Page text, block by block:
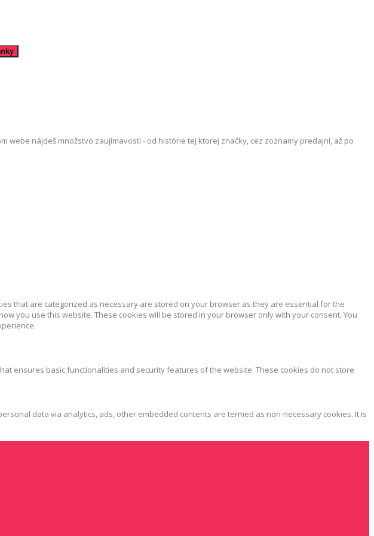
webe nájdeš množstvo zaujímavostí - od histórie tej ktorej značky, cez zoznamy predajní, až po
that are categorized as necessary are stored on your browser as they are essential for the
you use this website. These cookies will be stored in your browser only with your consent. You
ensures basic functionalities and security features of the website. These cookies do not store
data via analytics, ads, other embedded contents are termed as non-necessary cookies. It is